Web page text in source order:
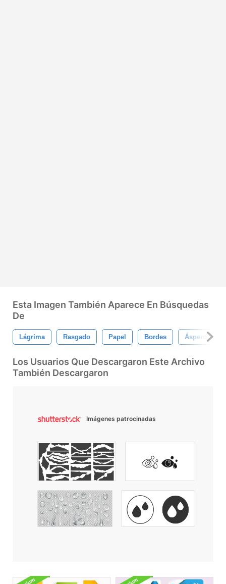
Esta Imagen También Aparece En Búsquedas
De
Lágrima Rasgado Papel Bordes Áspero
Los Usuarios Que Descargaron Este Archivo
También Descargaron
Imágenes patrocinadas